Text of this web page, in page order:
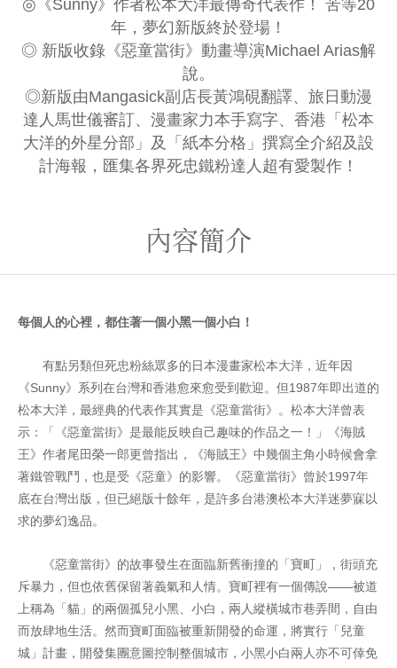
◎《Sunny》作者松本大洋最傳奇代表作！ 苦等20
年，夢幻新版終於登場！
◎ 新版收錄《惡童當街》動畫導演Michael Arias解
說。
◎新版由Mangasick副店長黃鴻硯翻譯、旅日動漫
達人馬世儀審訂、漫畫家力本手寫字、香港「松本
大洋的外星分部」及「紙本分格」撰寫全介紹及設
計海報，匯集各界死忠鐵粉達人超有愛製作！
內容簡介
每個人的心裡，都住著一個小黑一個小白！
有點另類但死忠粉絲眾多的日本漫畫家松本大洋，近年因
《Sunny》系列在台灣和香港愈來愈受到歡迎。但1987年即出道的
松本大洋，最經典的代表作其實是《惡童當街》。松本大洋曾表
示：「《惡童當街》是最能反映自己趣味的作品之一！」《海賊
王》作者尾田榮一郎更曾指出，《海賊王》中幾個主角小時候會拿
著鐵管戰鬥，也是受《惡童》的影響。《惡童當街》曾於1997年
底在台灣出版，但已絕版十餘年，是許多台港澳松本大洋迷夢寐以
求的夢幻逸品。
《惡童當街》的故事發生在面臨新舊衝撞的「寶町」，街頭充
斥暴力，但也依舊保留著義氣和人情。寶町裡有一個傳說——被道
上稱為「貓」的兩個孤兒小黑、小白，兩人縱橫城市巷弄間，自由
而放肆地生活。然而寶町面臨被重新開發的命運，將實行「兒童
城」計畫，開發集團意圖控制整個城市，小黑小白兩人亦不可倖免